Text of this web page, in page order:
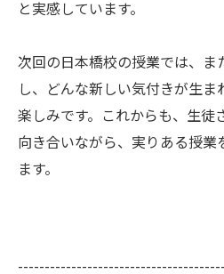
と実感しています。
次回の日本橋校の授業では、ま
し、どんな新しい気付きが生ま
楽しみです。これからも、生徒
向き合いながら、実りある授業
ます。